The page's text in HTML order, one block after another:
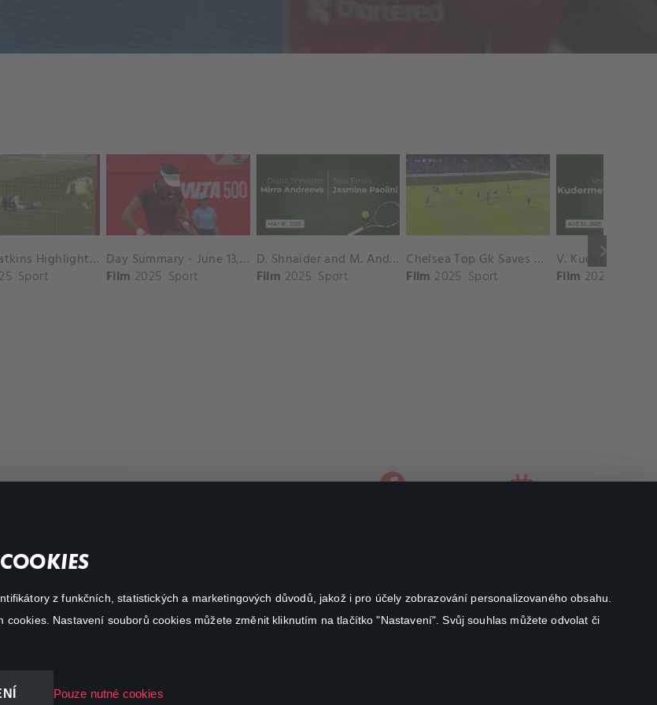
z funkčních, statistických a marketingových důvodů, jakož i pro účely zobrazování personalizovaného obsahu.
Nastavení souborů cookies můžete změnit kliknutím na tlačítko "Nastavení". Svůj souhlas můžete odvolat či
Pouze nutné cookies
keyboard_arrow_right
Ollie Watkins Highlights vs. Southampton
Sport
Day Summary - June 13, 2025
Film 2025 Sport
D. Shnaider and M. Andreeva vs. S. Errani and J. Paolini Match Highlights - ROME_Campo Centrale ( May 16, 2025)
Film 2025 Sport
Chelsea Top Gk Saves vs. Crystal Palace
Film 2025 Sport Film 2025
facebookinstagram
Canal+ Luxembourg S. à r.l. se sídlem Rue Albert Borschette 4,